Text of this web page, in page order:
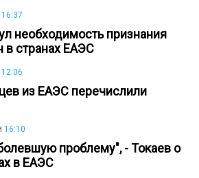
16:37
необходимость признания
в странах ЕАЭС
12:06
из ЕАЭС перечислили
16:10
проблему", - Токаев о
в ЕАЭС